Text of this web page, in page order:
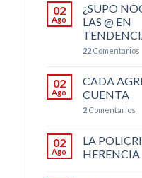
02
Ago
¿SUPO
LAS @ EN
22Comentarios
02
Ago
CADA
CUENTA
2Comentarios
02
Ago
LA
HERENCIA